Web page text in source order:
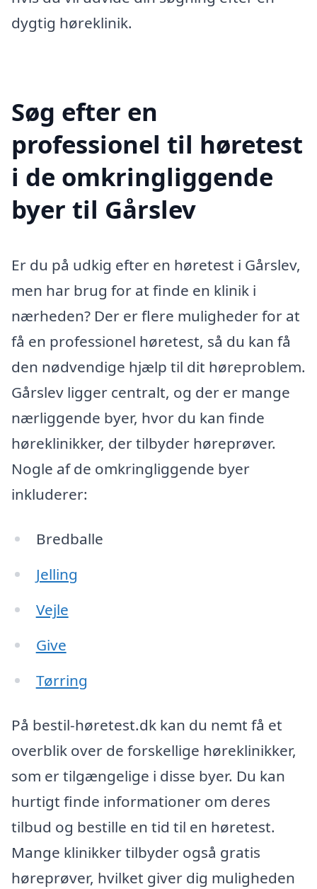
dygtig høreklinik.
Søg efter en
professionel til høretest
i de omkringliggende
byer til Gårslev
Er du på udkig efter en høretest i Gårslev,
men har brug for at finde en klinik i
nærheden? Der er flere muligheder for at
få en professionel høretest, så du kan få
den nødvendige hjælp til dit høreproblem.
Gårslev ligger centralt, og der er mange
nærliggende byer, hvor du kan finde
høreklinikker, der tilbyder høreprøver.
Nogle af de omkringliggende byer
inkluderer:
Bredballe
Jelling
Vejle
Give
Tørring
På bestil-høretest.dk kan du nemt få et
overblik over de forskellige høreklinikker,
som er tilgængelige i disse byer. Du kan
hurtigt finde informationer om deres
tilbud og bestille en tid til en høretest.
Mange klinikker tilbyder også gratis
høreprøver, hvilket giver dig muligheden